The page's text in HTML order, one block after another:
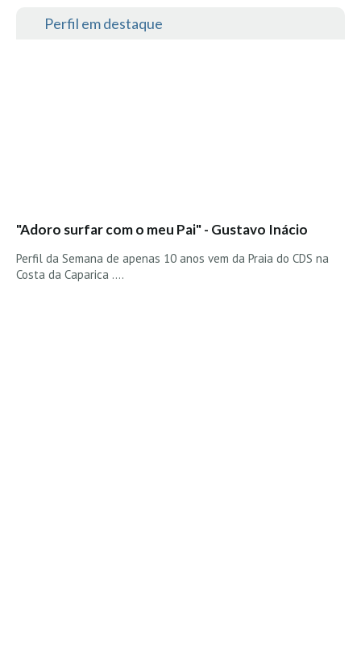
Perfil em destaque
"Adoro surfar com o meu Pai" - Gustavo Inácio
Perfil da Semana de apenas 10 anos vem da Praia do CDS na
Costa da Caparica ....